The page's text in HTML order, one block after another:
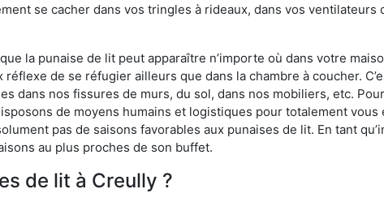
se cacher dans vos tringles à rideaux, dans vos ventilateurs
la punaise de lit peut apparaître n’importe où dans votre
de se réfugier ailleurs que dans la chambre à coucher.
dans nos fissures de murs, du sol, dans nos mobiliers, etc.
de moyens humains et logistiques pour totalement vous
pas de saisons favorables aux punaises de lit. En tant
au plus proches de son buffet.
de lit à Creully ?